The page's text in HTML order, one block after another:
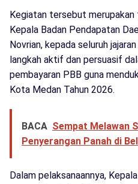
Kegiatan tersebut
Kepala Badan Pendapatan
Novrian, kepada seluruh
langkah aktif dan persuasif
pembayaran PBB guna
Kota Medan Tahun 2026.
BACA Sempat Melawan
Penyerangan Panah di
Dalam pelaksanaannya,